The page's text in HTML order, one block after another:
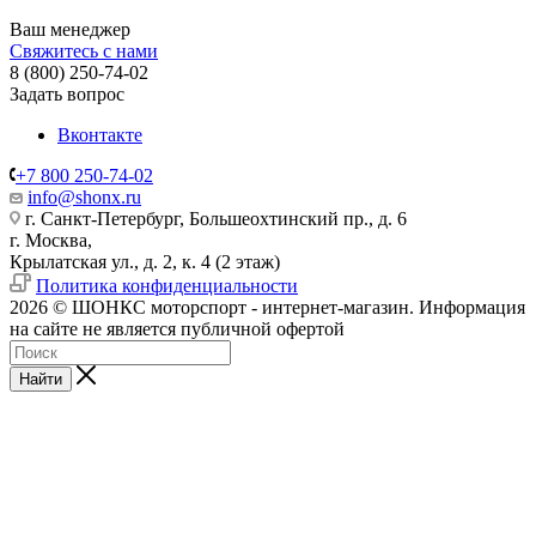
Ваш менеджер
Свяжитесь с нами
8 (800) 250-74-02
Задать вопрос
Вконтакте
+7 800 250-74-02
info@shonx.ru
г. Санкт-Петербург, Большеохтинский пр., д. 6
г. Москва,
Крылатская ул., д. 2, к. 4 (2 этаж)
Политика конфиденциальности
2026 © ШОНКС моторспорт - интернет-магазин. Информация
на сайте не является публичной офертой
Найти